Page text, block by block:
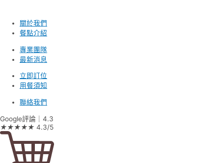
關於我們
餐點介紹
專業團隊
最新消息
立即訂位
用餐須知
聯絡我們
Google評論｜4.3
★★★★★ 4.3/5